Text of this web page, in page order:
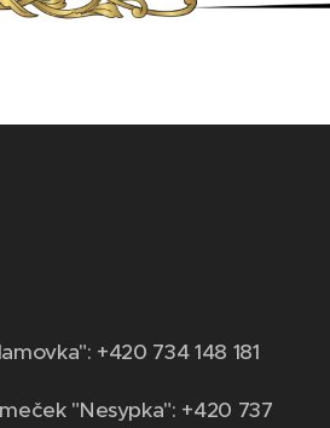
+420 734 148 181
"Nesypka": +420 737